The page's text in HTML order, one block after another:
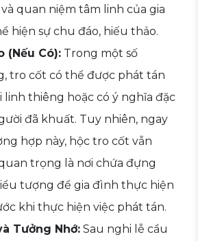
quan niệm tâm linh của gia
hiện sự chu đáo, hiếu thảo.
(Nếu Có): Trong một số
tro cốt có thể được phát tán
linh thiêng hoặc có ý nghĩa đặc
đã khuất. Tuy nhiên, ngay
hợp này, hộc tro cốt vẫn
trọng là nơi chứa đựng
tượng để gia đình thực hiện
khi thực hiện việc phát tán.
Tưởng Nhớ: Sau nghi lễ cầu